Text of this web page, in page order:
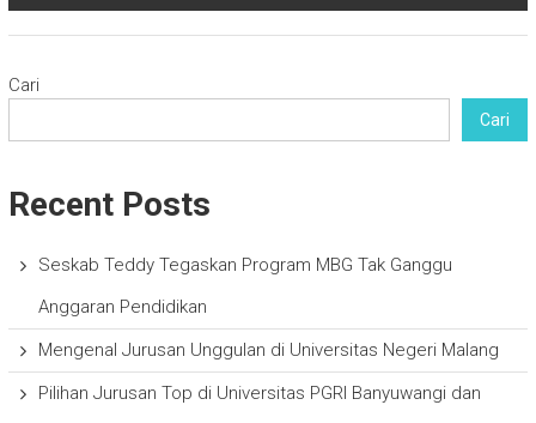
Cari
Cari
Recent Posts
Seskab Teddy Tegaskan Program MBG Tak Ganggu
Anggaran Pendidikan
Mengenal Jurusan Unggulan di Universitas Negeri Malang
Pilihan Jurusan Top di Universitas PGRI Banyuwangi dan